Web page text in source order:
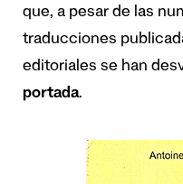
que, a pesar de las
traducciones
editoriales se han
portada.